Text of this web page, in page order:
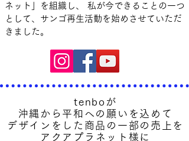
ネット」を組織し、 私が今できることの一つ
として、サンゴ再生活動を始めさせていただ
きました。
tenboが
沖縄から平和への願いを込めて
デザインをした商品の一部の売上を
アクアプラネット様に